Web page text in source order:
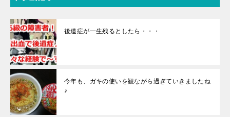
後遺症が一生残るとしたら・・・
今年も、ガキの使いを観ながら過ぎていきましたね
♪